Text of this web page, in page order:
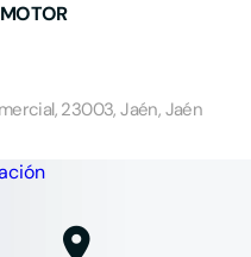
23003, Jaén, Jaén